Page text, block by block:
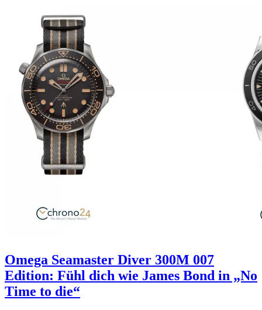
Omega Seamaster Diver 300M 007
Edition: Fühl dich wie James Bond in „No
Time to die“